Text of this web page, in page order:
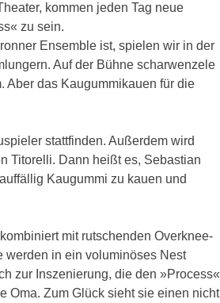
kommen jeden Tag neue
zu sein.
Ensemble ist, spielen wir in der
Auf der Bühne scharwenzele
Aber das Kaugummikauen für die
stattfinden. Außerdem wird
Titorelli. Dann heißt es, Sebastian
Kaugummi zu kauen und
mit rutschenden Overknee-
werden in ein voluminöses Nest
zur Inszenierung, die den »Process«
Oma. Zum Glück sieht sie einen nicht